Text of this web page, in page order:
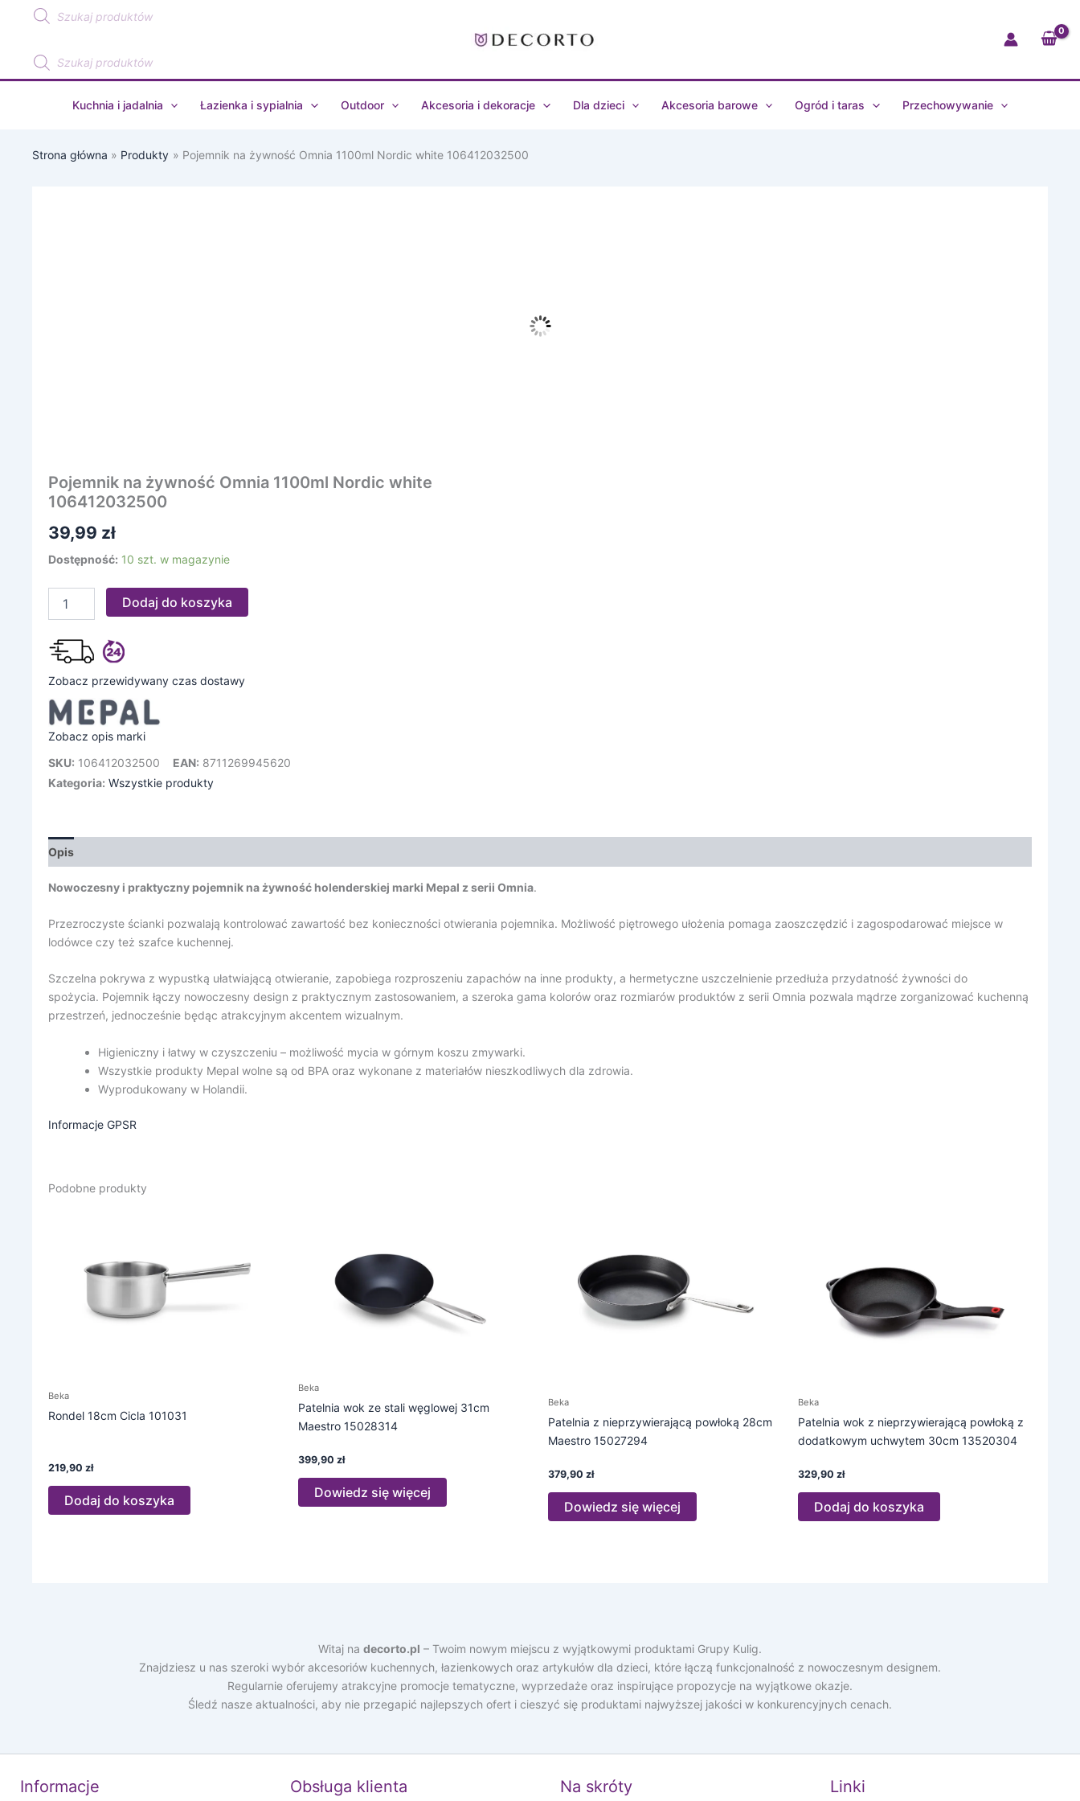
PrzejdźWyszukiwarka
produktów
Wyszukiwarka
produktów
Kuchnia i jadalnia Łazienka i sypialnia Outdoor Akcesoria i dekoracje Dla dzieci Akcesoria barowe Ogród i taras Przechowywanie
Strona główna Produkty Pojemnik na żywność Omnia 1100ml Nordic white 106412032500
Pojemnik na żywność Omnia 1100ml Nordic white
106412032500
39,99 zł
Dostępność: 10 szt. w magazynie
Dodaj do koszyka
Zobacz przewidywany czas dostawy
Zobacz opis marki
SKU: 106412032500 EAN: 8711269945620
Kategoria: Wszystkie produkty
Opis
Nowoczesny i praktyczny pojemnik na żywność holenderskiej marki Mepal z serii Omnia.
Przezroczyste ścianki pozwalają kontrolować zawartość bez konieczności otwierania pojemnika. Możliwość piętrowego ułożenia pomaga zaoszczędzić i zagospodarować miejsce w
lodówce czy też szafce kuchennej.
Szczelna pokrywa z wypustką ułatwiającą otwieranie, zapobiega rozproszeniu zapachów na inne produkty, a hermetyczne uszczelnienie przedłuża przydatność żywności do
spożycia. Pojemnik łączy nowoczesny design z praktycznym zastosowaniem, a szeroka gama kolorów oraz rozmiarów produktów z serii Omnia pozwala mądrze zorganizować kuchenną
przestrzeń, jednocześnie będąc atrakcyjnym akcentem wizualnym.
Higieniczny i łatwy w czyszczeniu – możliwość mycia w górnym koszu zmywarki.
Wszystkie produkty Mepal wolne są od BPA oraz wykonane z materiałów nieszkodliwych dla zdrowia.
Wyprodukowany w Holandii.
Informacje GPSR
Podobne produkty
Beka
Rondel 18cm Cicla 101031
219,90 zł
Dodaj do koszyka
Beka
Patelnia wok ze stali węglowej 31cm
Maestro 15028314
399,90 zł
Dowiedz się więcej
Beka
Patelnia z nieprzywierającą powłoką 28cm
Maestro 15027294
379,90 zł
Dowiedz się więcej
Beka
Patelnia wok z nieprzywierającą powłoką z
dodatkowym uchwytem 30cm 13520304
329,90 zł
Dodaj do koszyka
Witaj na decorto.pl – Twoim nowym miejscu z wyjątkowymi produktami Grupy Kulig.
Znajdziesz u nas szeroki wybór akcesoriów kuchennych, łazienkowych oraz artykułów dla dzieci, które łączą funkcjonalność z nowoczesnym designem.
Regularnie oferujemy atrakcyjne promocje tematyczne, wyprzedaże oraz inspirujące propozycje na wyjątkowe okazje.
Śledź nasze aktualności, aby nie przegapić najlepszych ofert i cieszyć się produktami najwyższej jakości w konkurencyjnych cenach.
Informacje Obsługa klienta Na skróty Linki
106412032500